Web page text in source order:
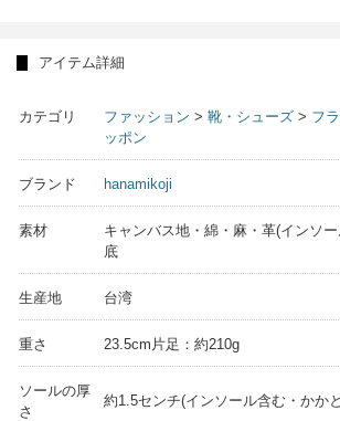
アイテム詳細
カテゴリ ファッション > 靴・シューズ > フ
ッポン
ブランド hanamikoji
素材
キャンバス地・綿・麻・革(インソ
底
生産地 台湾
重さ 23.5cm片足：約210g
ソールの厚
さ
約1.5センチ(インソール含む・かかと